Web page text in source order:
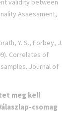
validity between
Assessment,
Y. S., Forbey, J.
Correlates of
Journal of
meg kell
csomag